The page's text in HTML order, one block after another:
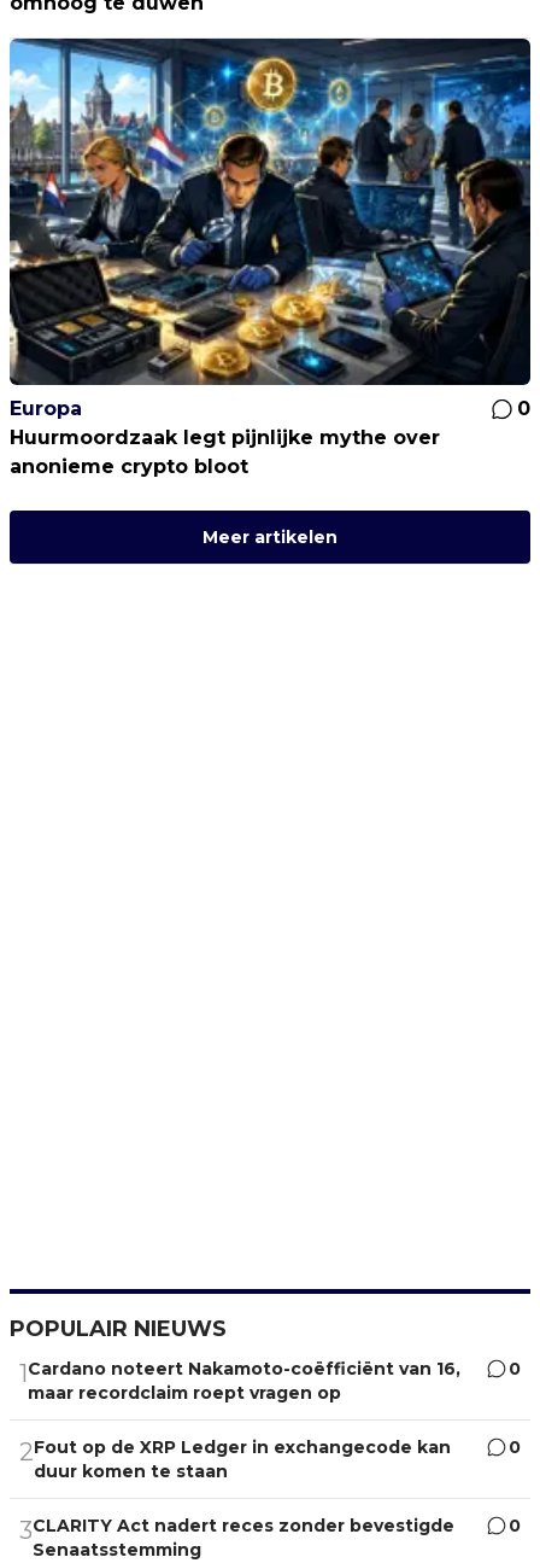
Europa
0
Huurmoordzaak legt pijnlijke mythe over
anonieme crypto bloot
Meer artikelen
POPULAIR NIEUWS
1Cardano noteert Nakamoto-coëfficiënt van 16,
maar recordclaim roept vragen op
0
2Fout op de XRP Ledger in exchangecode kan
duur komen te staan
0
3CLARITY Act nadert reces zonder bevestigde
Senaatsstemming
0